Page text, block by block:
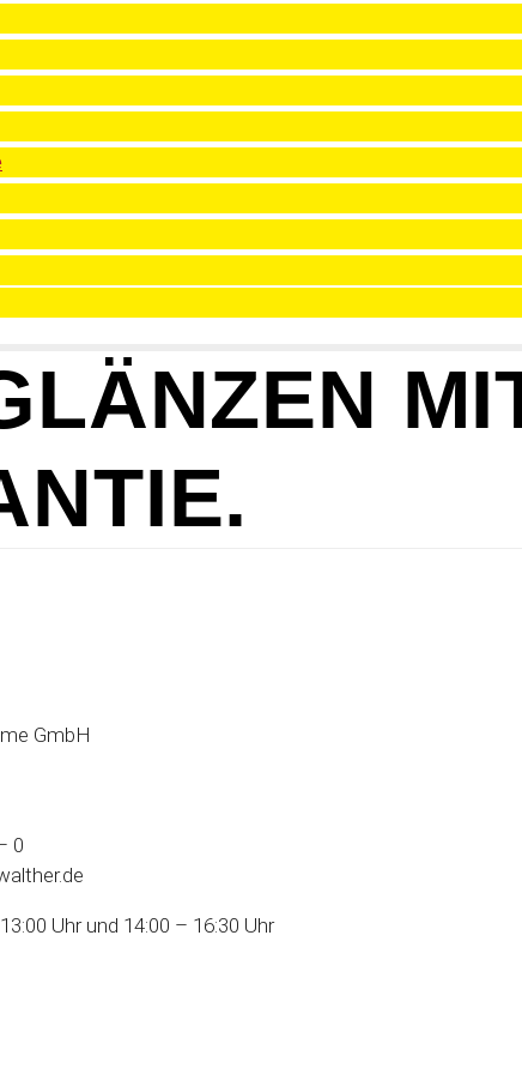
GmbH
0
Uhr und 14:00 – 16:30 Uhr